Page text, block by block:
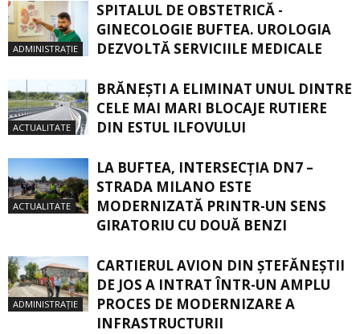
ADMINISTRAȚIE
SPITALUL DE OBSTETRICĂ -
GINECOLOGIE BUFTEA. UROLOGIA
DEZVOLTĂ SERVICIILE MEDICALE
ACTUALITATE
BRĂNEȘTI A ELIMINAT UNUL DINTRE
CELE MAI MARI BLOCAJE RUTIERE
DIN ESTUL ILFOVULUI
ACTUALITATE
LA BUFTEA, INTERSECŢIA DN7 –
STRADA MILANO ESTE
MODERNIZATĂ PRINTR-UN SENS
GIRATORIU CU DOUĂ BENZI
ADMINISTRAȚIE
CARTIERUL AVION DIN ŞTEFĂNEŞTII
DE JOS A INTRAT ÎNTR-UN AMPLU
PROCES DE MODERNIZARE A
INFRASTRUCTURII